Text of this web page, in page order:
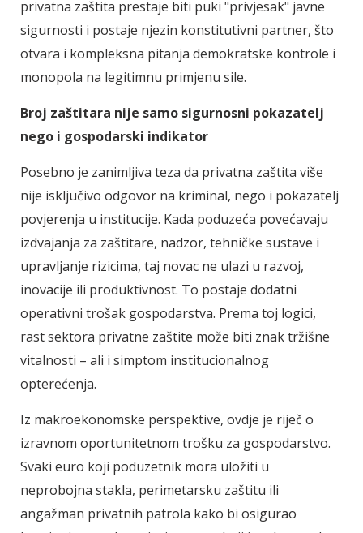
privatna zaštita prestaje biti puki "privjesak" javne
sigurnosti i postaje njezin konstitutivni partner, što
otvara i kompleksna pitanja demokratske kontrole i
monopola na legitimnu primjenu sile.
Broj zaštitara nije samo sigurnosni pokazatelj
nego i gospodarski indikator
Posebno je zanimljiva teza da privatna zaštita više
nije isključivo odgovor na kriminal, nego i pokazatelj
povjerenja u institucije. Kada poduzeća povećavaju
izdvajanja za zaštitare, nadzor, tehničke sustave i
upravljanje rizicima, taj novac ne ulazi u razvoj,
inovacije ili produktivnost. To postaje dodatni
operativni trošak gospodarstva. Prema toj logici,
rast sektora privatne zaštite može biti znak tržišne
vitalnosti – ali i simptom institucionalnog
opterećenja.
Iz makroekonomske perspektive, ovdje je riječ o
izravnom oportunitetnom trošku za gospodarstvo.
Svaki euro koji poduzetnik mora uložiti u
neprobojna stakla, perimetarsku zaštitu ili
angažman privatnih patrola kako bi osigurao